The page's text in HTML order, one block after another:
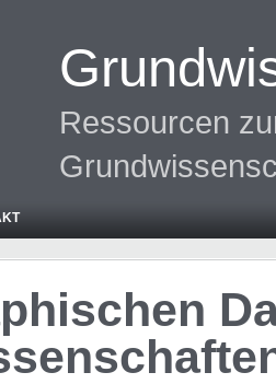
Ressourcen